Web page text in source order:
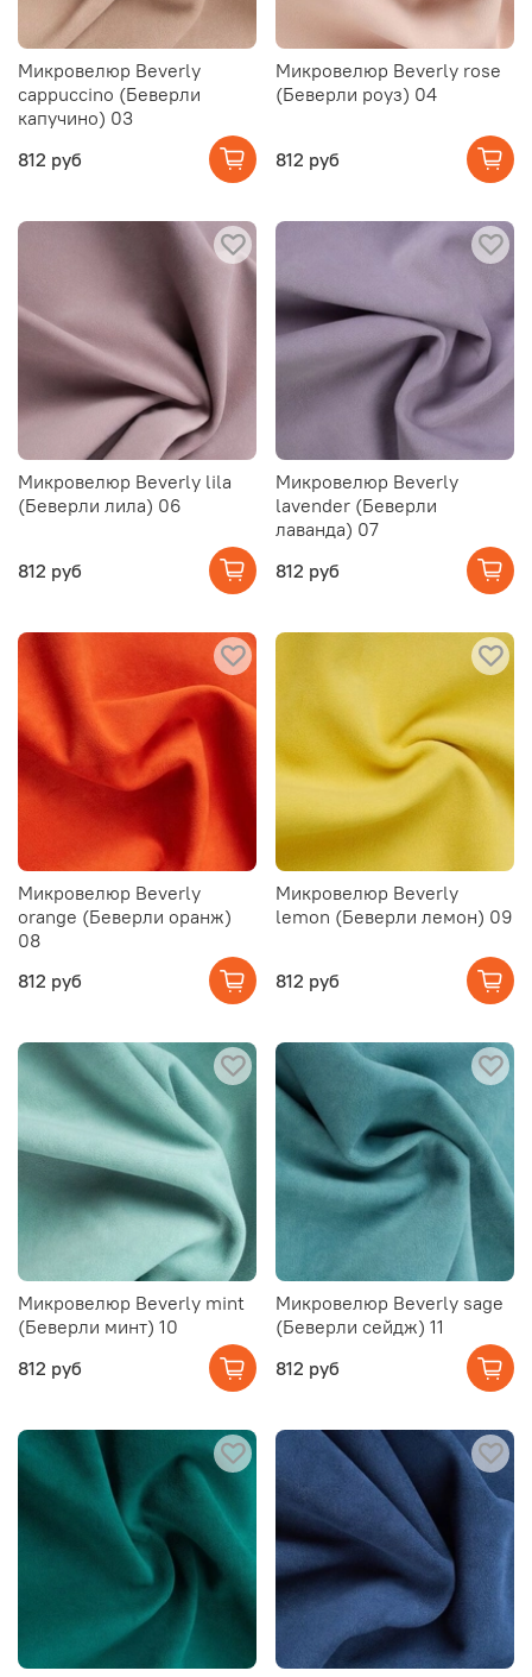
Микровелюр Beverly
cappuccino (Беверли
капучино) 03
812 руб
Микровелюр Beverly rose
(Беверли роуз) 04
812 руб
Микровелюр Beverly lila
(Беверли лила) 06
812 руб
Микровелюр Beverly
lavender (Беверли
лаванда) 07
812 руб
Микровелюр Beverly
orange (Беверли оранж)
08
812 руб
Микровелюр Beverly
lemon (Беверли лемон) 09
812 руб
Микровелюр Beverly mint
(Беверли минт) 10
812 руб
Микровелюр Beverly sage
(Беверли сейдж) 11
812 руб